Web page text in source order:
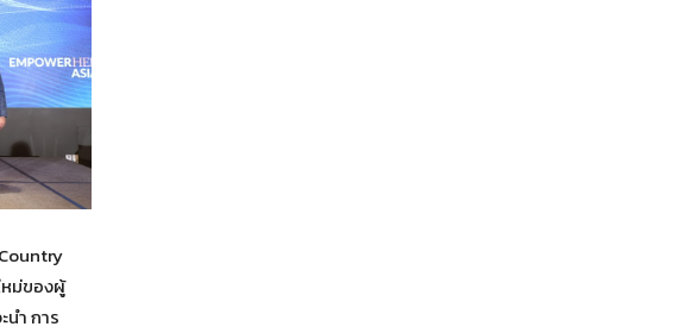
ม่ของผู้
ำ การ